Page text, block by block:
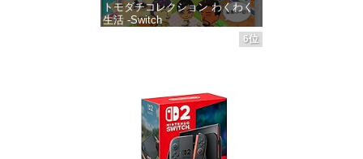
トモダチコレクション わくわく
生活 -Switch
価格：¥6,144
6位